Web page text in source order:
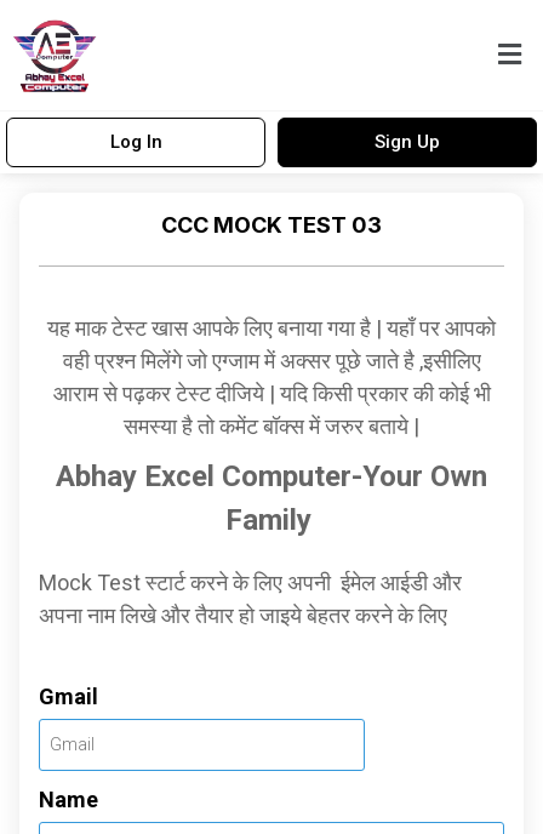
Log In Sign Up
CCC MOCK TEST 03
यह माक टेस्ट खास आपके लिए बनाया गया है | यहाँ पर आपको
वही प्रश्न मिलेंगे जो एग्जाम में अक्सर पूछे जाते है ,इसीलिए
आराम से पढ़कर टेस्ट दीजिये | यदि किसी प्रकार की कोई भी
समस्या है तो कमेंट बॉक्स में जरुर बताये |
Abhay Excel Computer-Your Own
Family
Mock Test स्टार्ट करने के लिए अपनी ईमेल आईडी और
अपना नाम लिखे और तैयार हो जाइये बेहतर करने के लिए
Gmail
Name